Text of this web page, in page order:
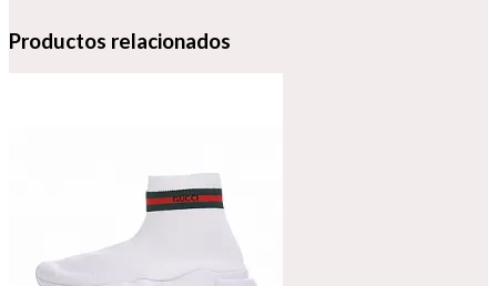
Productos relacionados